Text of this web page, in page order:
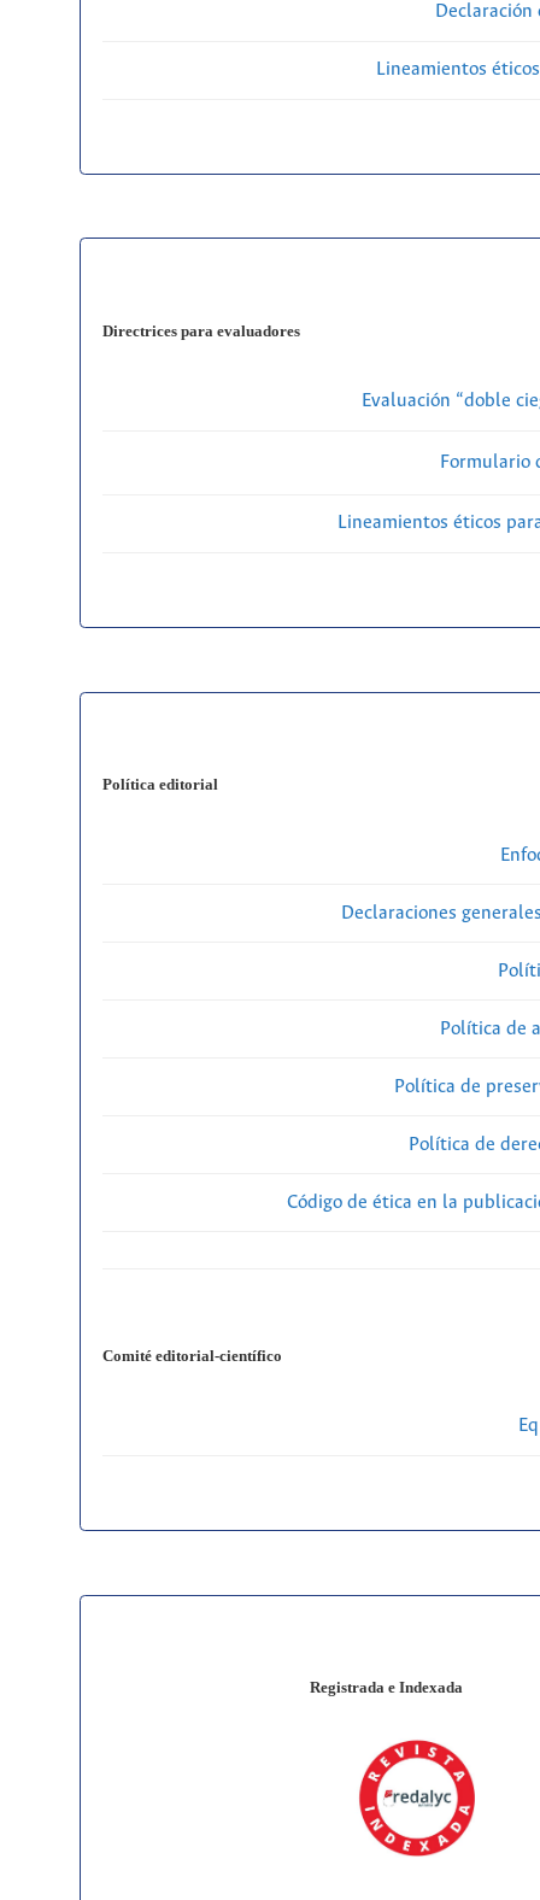
Lineamientos
Directrices para evaluadores
Evaluación “doble
Formulario
Lineamientos éticos
Política editorial
Declaraciones
Política de
Política de
Política de
Código de ética en la
Comité editorial-científico
Registrada e Indexada